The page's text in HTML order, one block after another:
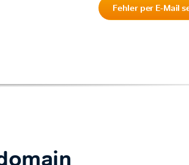
Fehler per E-Mail